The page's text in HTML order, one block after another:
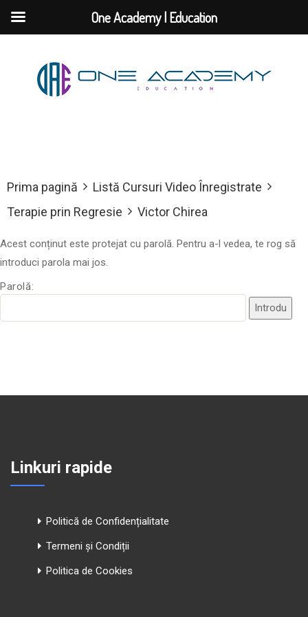
Prima pagină
Listă Cursuri Video Înregistrate
Terapie prin Regresie
Victor Chirea
Acest conținut este protejat cu parolă. Pentru a-l vedea, te rog să
introduci parola mai jos.
Parolă:
Linkuri rapide
Politică de Confidențialitate
Termeni și Condiții
Politica de Cookies
One Academy | Education